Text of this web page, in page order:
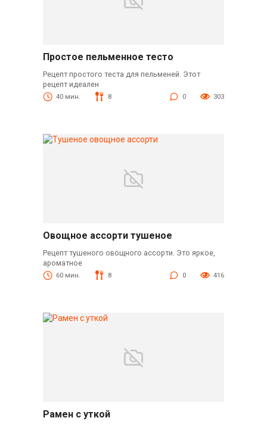
Простое пельменное тесто
Рецепт простого теста для пельменей. Этот
рецепт идеален
40 мин. 8 0 303
Овощное ассорти тушеное
Рецепт тушеного овощного ассорти. Это яркое,
ароматное
60 мин. 8 0 416
Рамен с уткой